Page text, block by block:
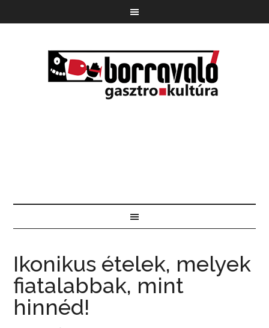
Ikonikus ételek, melyek
fiatalabbak, mint
hinnéd!